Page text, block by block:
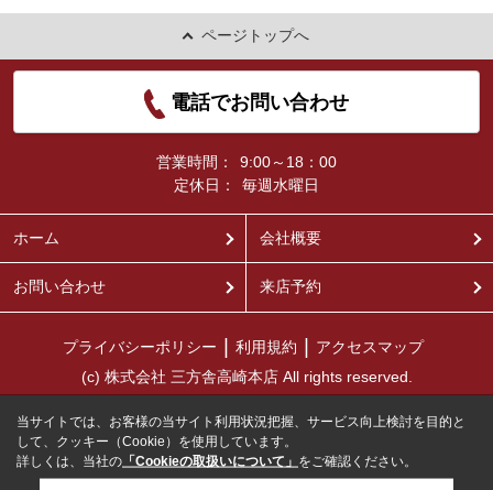
ページトップへ
電話でお問い合わせ
営業時間：
9:00～18：00
定休日：
毎週水曜日
ホーム 会社概要
お問い合わせ 来店予約
プライバシーポリシー 利用規約
アクセスマップ
(c) 株式会社 三方舎高崎本店 All rights reserved.
当サイトでは、お客様の当サイト利用状況把握、サービス向上検討を目的と
して、クッキー（Cookie）を使用しています。
詳しくは、当社の 「Cookieの取扱いについて」 をご確認ください。